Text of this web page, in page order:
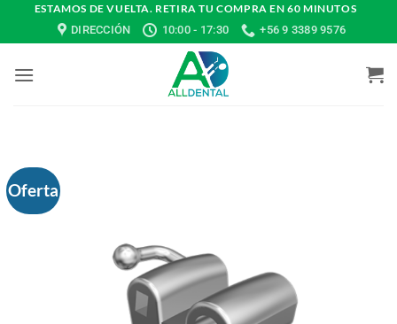
ESTAMOS DE VUELTA. RETIRA TU COMPRA EN 60 MINUTOS
DIRECCIÓN
10:00 - 17:30 +56 9 3389 9576
Oferta